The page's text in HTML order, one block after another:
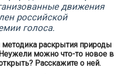
движения
российской
голоса.
методика раскрытия природы
Неужели можно что-то новое в
Расскажите о ней.